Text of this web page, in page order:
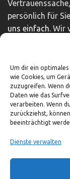
Um dir ein
wie Cookies, um
zuzugreifen. Wenn
Daten wie das
verarbeiten. Wenn
zurückziehst,
beeinträchtigt
Dienste verwalten
persönlich für
uns einfach. Wir
Impressum|
So können Sie